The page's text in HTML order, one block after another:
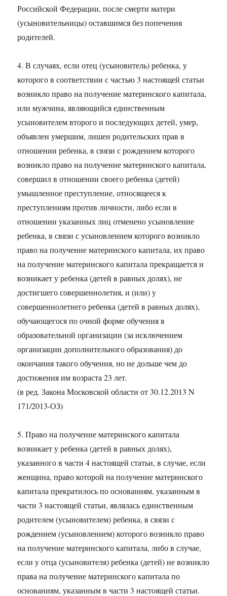
Российской Федерации, после смерти матери
(усыновительницы) оставшимся без попечения
родителей.
4. В случаях, если отец (усыновитель) ребенка, у
которого в соответствии с частью 3 настоящей статьи
возникло право на получение материнского капитала,
или мужчина, являющийся единственным
усыновителем второго и последующих детей, умер,
объявлен умершим, лишен родительских прав в
отношении ребенка, в связи с рождением которого
возникло право на получение материнского капитала,
совершил в отношении своего ребенка (детей)
умышленное преступление, относящееся к
преступлениям против личности, либо если в
отношении указанных лиц отменено усыновление
ребенка, в связи с усыновлением которого возникло
право на получение материнского капитала, их право
на получение материнского капитала прекращается и
возникает у ребенка (детей в равных долях), не
достигшего совершеннолетия, и (или) у
совершеннолетнего ребенка (детей в равных долях),
обучающегося по очной форме обучения в
образовательной организации (за исключением
организации дополнительного образования) до
окончания такого обучения, но не дольше чем до
достижения им возраста 23 лет.
(в ред. Закона Московской области от 30.12.2013 N
171/2013-ОЗ)
5. Право на получение материнского капитала
возникает у ребенка (детей в равных долях),
указанного в части 4 настоящей статьи, в случае, если
женщина, право которой на получение материнского
капитала прекратилось по основаниям, указанным в
части 3 настоящей статьи, являлась единственным
родителем (усыновителем) ребенка, в связи с
рождением (усыновлением) которого возникло право
на получение материнского капитала, либо в случае,
если у отца (усыновителя) ребенка (детей) не возникло
права на получение материнского капитала по
основаниям, указанным в части 3 настоящей статьи.